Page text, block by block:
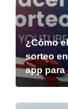
¿Cómo
sorteo
app para